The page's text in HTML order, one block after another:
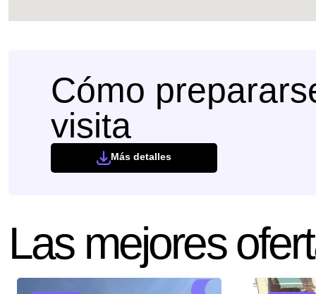
Cómo
visita
Más detalles
Las mejores